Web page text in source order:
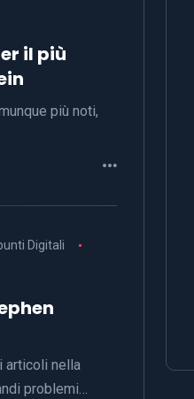
il più
più noti,
Digitali
articoli nella
problemi…